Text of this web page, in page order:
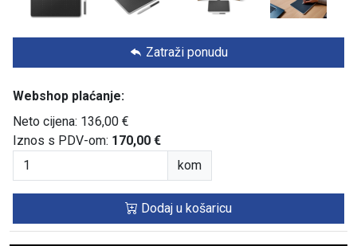
Zatraži ponudu
Webshop plaćanje:
Neto cijena: 136,00 €
Iznos s PDV-om: 170,00 €
kom
Dodaj u košaricu